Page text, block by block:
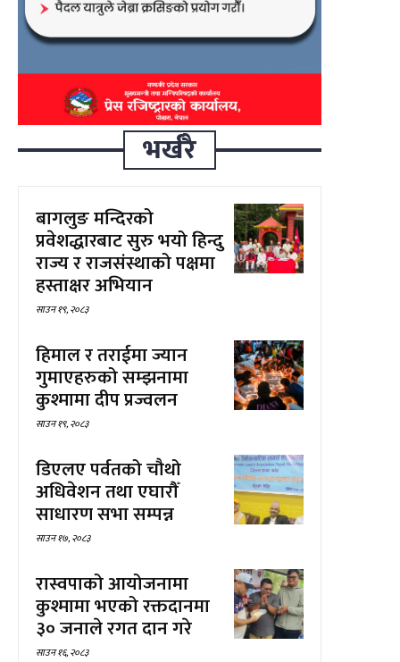
भर्खरै
बागलुङ मन्दिरको
प्रवेशद्धारबाट सुरु भयो हिन्दु
राज्य र राजसंस्थाको पक्षमा
हस्ताक्षर अभियान
साउन १९, २०८३
हिमाल र तराईमा ज्यान
गुमाएहरुको सम्झनामा
कुश्मामा दीप प्रज्वलन
साउन १९, २०८३
डिएलए पर्वतको चौथो
अधिवेशन तथा एघारौँ
साधारण सभा सम्पन्न
साउन १७, २०८३
रास्वपाको आयोजनामा
कुश्मामा भएको रक्तदानमा
३० जनाले रगत दान गरे
साउन १६, २०८३